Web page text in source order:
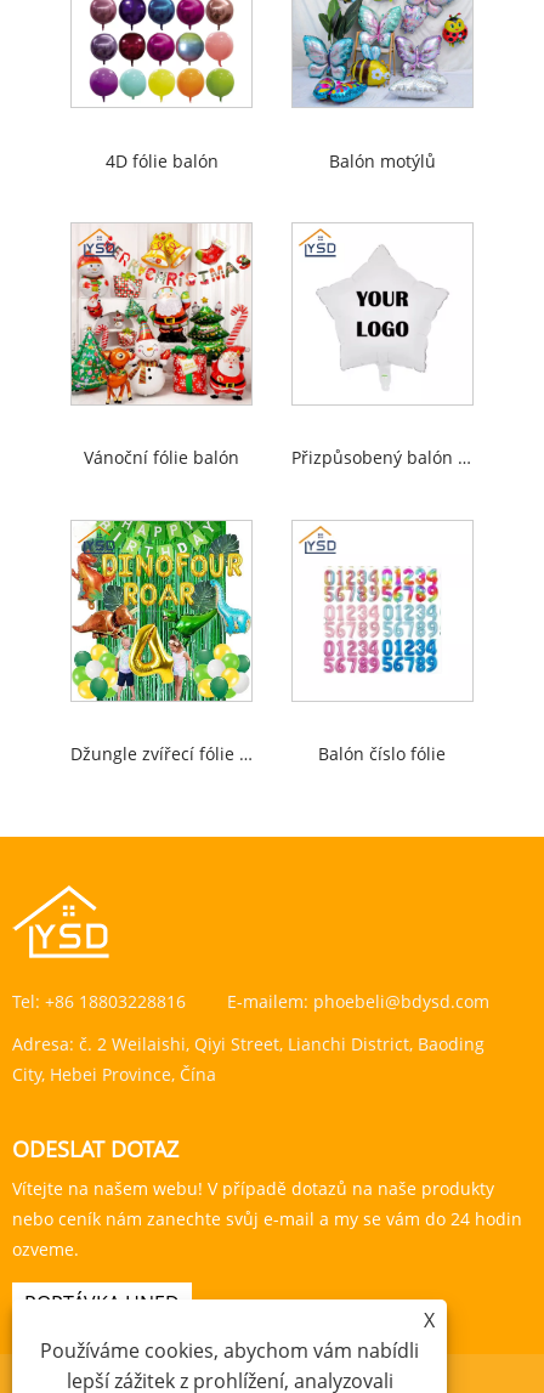
4D fólie balón Balón motýlů
Vánoční fólie balón Přizpůsobený balón fólie
Džungle zvířecí fólie balónky Balón číslo fólie
Tel: +86 18803228816 E-mailem: phoebeli@bdysd.com
Adresa: č. 2 Weilaishi, Qiyi Street, Lianchi District, Baoding
City, Hebei Province, Čína
ODESLAT DOTAZ
Vítejte na našem webu! V případě dotazů na naše produkty
nebo ceník nám zanechte svůj e-mail a my se vám do 24 hodin
ozveme.
POPTÁVKA HNED
X
Používáme cookies, abychom vám nabídli
lepší zážitek z prohlížení, analyzovali